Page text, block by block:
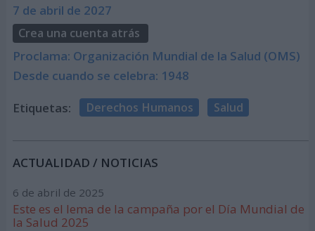
7 de abril de 2027
Crea una cuenta atrás
Proclama: Organización Mundial de la Salud (OMS)
Desde cuando se celebra: 1948
Etiquetas: Derechos Humanos Salud
ACTUALIDAD / NOTICIAS
6 de abril de 2025
Este es el lema de la campaña por el Día Mundial de
la Salud 2025